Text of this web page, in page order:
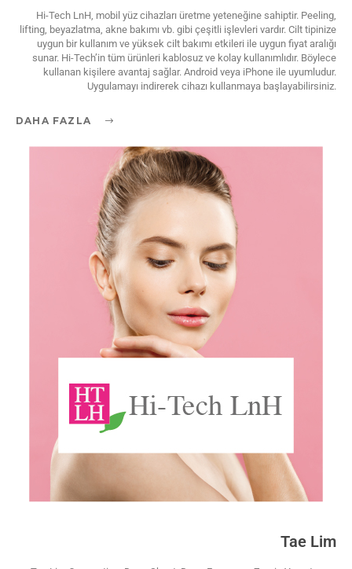
Hi-Tech LnH, mobil yüz cihazları üretme yeteneğine sahiptir. Peeling,
lifting, beyazlatma, akne bakımı vb. gibi çeşitli işlevleri vardır. Cilt tipinize
uygun bir kullanım ve yüksek cilt bakımı etkileri ile uygun fiyat aralığı
sunar. Hi-Tech’in tüm ürünleri kablosuz ve kolay kullanımlıdır. Böylece
kullanan kişilere avantaj sağlar. Android veya iPhone ile uyumludur.
Uygulamayı indirerek cihazı kullanmaya başlayabilirsiniz.
DAHA FAZLA
Tae Lim